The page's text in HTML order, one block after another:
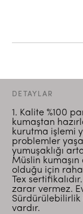
DETAYLAR
1. Kalite %100
kumaştan
kurutma işlemi
problemler
yumuşaklığı
Müslin
olduğu için
Tex
zarar vermez.
Sürdürülebilirlik
vardır.